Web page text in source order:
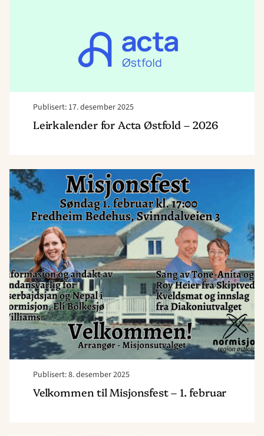
Publisert: 17. desember 2025
Leirkalender for Acta Østfold – 2026
Publisert: 8. desember 2025
Velkommen til Misjonsfest – 1. februar
article
"Velkommen
til
Misjonsfest
–
1.
februar"